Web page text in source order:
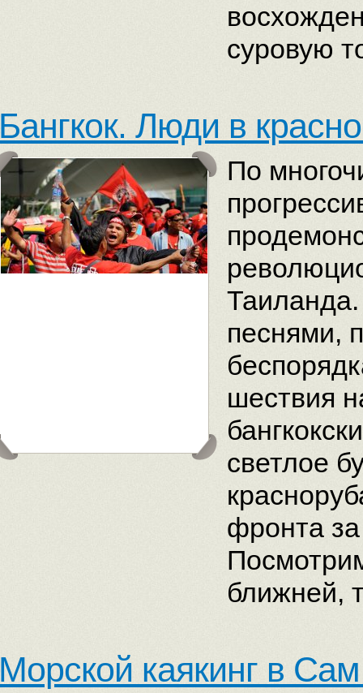
суровую
Люди в
По
песнями,
шествия
светлое
фронта
ближней,
каякинг в